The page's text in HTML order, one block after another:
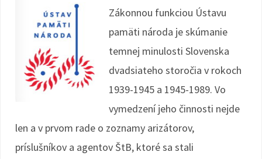
o
k
e
Zákonnou funkciou Ústavu
pamäti národa je skúmanie
temnej minulosti Slovenska
dvadsiateho storočia v rokoch
1939-1945 a 1945-1989. Vo
vymedzení jeho činnosti nejde
len a v prvom rade o zoznamy arizátorov,
príslušníkov a agentov ŠtB, ktoré sa stali